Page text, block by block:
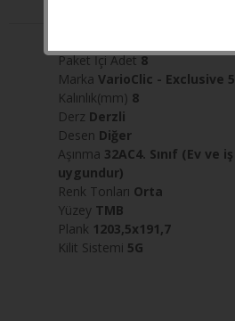
Paket İçi Adet 8
Marka VarioClic - Exclusive
Kalınlık(mm) 8
Derz Derzli
Desen Diğer
Aşınma 32AC4. Sınıf (Ev ve
uygundur)
Renk Tonları Orta
Yüzey TMB
Plank 1203,5x191,7
Kilit Sistemi 5G